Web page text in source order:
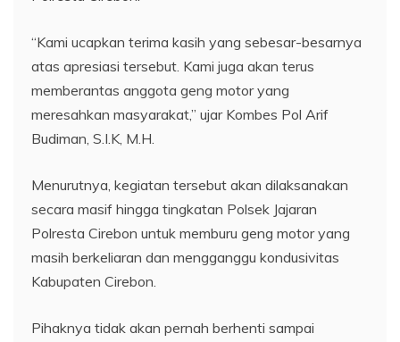
“Kami ucapkan terima kasih yang sebesar-besarnya
atas apresiasi tersebut. Kami juga akan terus
memberantas anggota geng motor yang
meresahkan masyarakat,” ujar Kombes Pol Arif
Budiman, S.I.K, M.H.
Menurutnya, kegiatan tersebut akan dilaksanakan
secara masif hingga tingkatan Polsek Jajaran
Polresta Cirebon untuk memburu geng motor yang
masih berkeliaran dan mengganggu kondusivitas
Kabupaten Cirebon.
Pihaknya tidak akan pernah berhenti sampai